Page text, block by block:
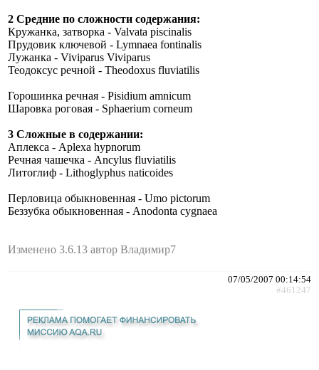
2 Средние по сложности содержания:
Кружанка, затворка - Valvata piscinalis
Прудовик ключевой - Lymnaea fontinalis
Лужанка - Viviparus Viviparus
Теодоксус речной - Theodoxus fluviatilis
Горошинка речная - Pisidium amnicum
Шаровка роговая - Sphaerium corneum
3 Сложные в содержании:
Аплекса - Aplexa hypnorum
Речная чашечка - Ancylus fluviatilis
Литоглиф - Lithoglyphus naticoides
Перловица обыкновенная - Umo pictorum
Беззубка обыкновенная - Anodonta cygnaea
Изменено 3.6.13 автор Владимир7
07/05/2007 00:14:54
#461247